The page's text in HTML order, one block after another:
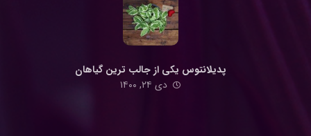
پدیلانتوس یکی از جالب ترین گیاهان
دی ۲۴, ۱۴۰۰